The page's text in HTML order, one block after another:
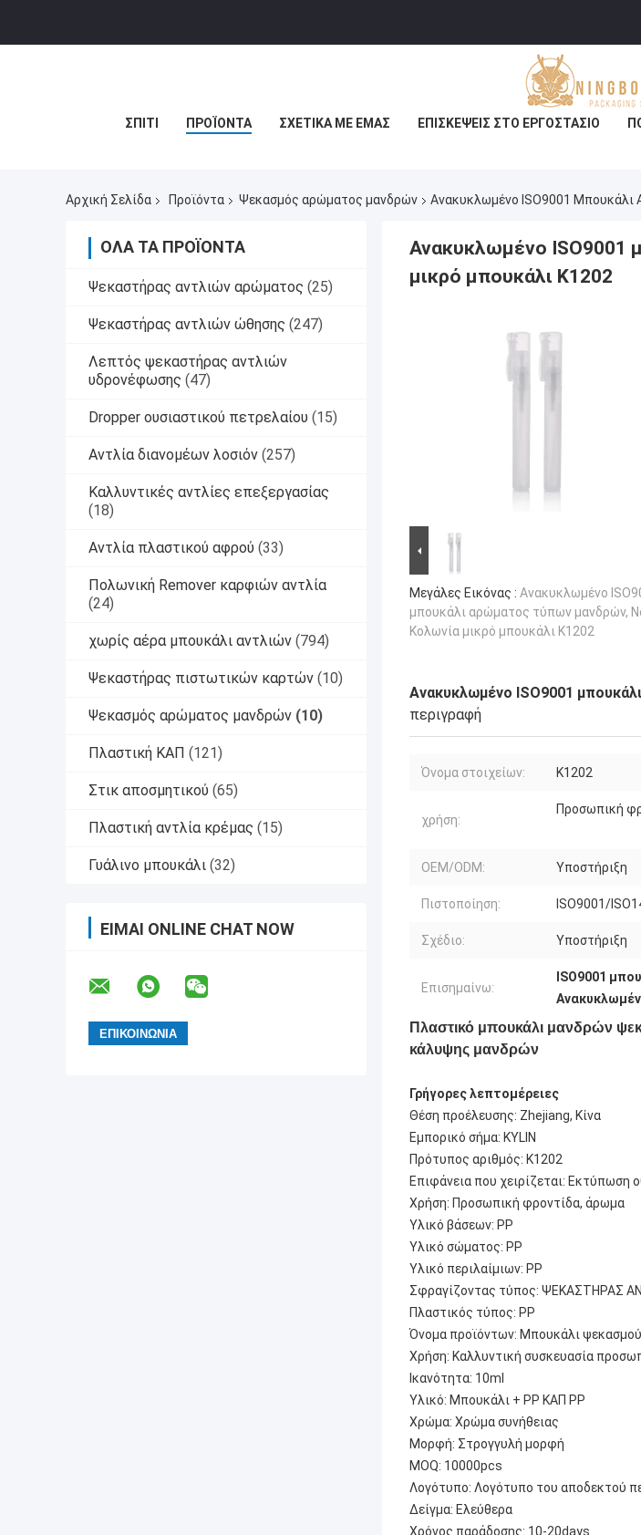
ΣΠΊΤΙ ΠΡΟΪΌΝΤΑ ΣΧΕΤΙΚΆ ΜΕ ΕΜΆΣ ΕΠΙΣΚΈΨΕΙΣ ΣΤΟ ΕΡΓΟΣΤΆΣΙΟ
Αρχική Σελίδα Προϊόντα Ψεκασμός αρώματος μανδρών Ανακυκλωμένο ISO9001
ΌΛΑ ΤΑ ΠΡΟΪΌΝΤΑ
Ψεκαστήρας αντλιών αρώματος (25)
Ψεκαστήρας αντλιών ώθησης (247)
Λεπτός ψεκαστήρας αντλιών
υδρονέφωσης (47)
Dropper ουσιαστικού πετρελαίου (15)
Αντλία διανομέων λοσιόν (257)
Καλλυντικές αντλίες επεξεργασίας
(18)
Αντλία πλαστικού αφρού (33)
Πολωνική Remover καρφιών αντλία
(24)
χωρίς αέρα μπουκάλι αντλιών (794)
Ψεκαστήρας πιστωτικών καρτών (10)
Ψεκασμός αρώματος μανδρών (10)
Πλαστική ΚΑΠ (121)
Στικ αποσμητικού (65)
Πλαστική αντλία κρέμας (15)
Γυάλινο μπουκάλι (32)
ΕΊΜΑΙ ONLINE CHAT NOW
Ανακυκλωμένο ISO9001
μικρό μπουκάλι K1202
Μεγάλες Εικόνας : Ανακυκλωμένο
μπουκάλι αρώματος τύπων μανδρών,
Κολωνία μικρό μπουκάλι K1202
Ανακυκλωμένο ISO9001
περιγραφή
Όνομα στοιχείων: K1202
χρήση:
Προσωπική
OEM/ODM: Υποστήριξη
Πιστοποίηση: ISO9001/
Σχέδιο: Υποστήριξη
Επισημαίνω:
ISO9001
Πλαστικό μπουκάλι μανδρών
κάλυψης μανδρών
Γρήγορες λεπτομέρειες
Θέση προέλευσης: Zhejiang, Κίνα
Εμπορικό σήμα: KYLIN
Πρότυπος αριθμός: K1202
Επιφάνεια που χειρίζεται: Εκτύπωση
Χρήση: Προσωπική φροντίδα, άρωμα
Υλικό βάσεων: PP
Υλικό σώματος: PP
Υλικό περιλαίμιων: PP
Σφραγίζοντας τύπος: ΨΕΚΑΣΤΗΡΑΣ
Πλαστικός τύπος: PP
Όνομα προϊόντων: Μπουκάλι
Χρήση: Καλλυντική συσκευασία
Ικανότητα: 10ml
Υλικό: Μπουκάλι + PP ΚΑΠ PP
Χρώμα: Χρώμα συνήθειας
Μορφή: Στρογγυλή μορφή
MOQ: 10000pcs
Λογότυπο: Λογότυπο του αποδεκτού
Δείγμα: Ελεύθερα
Χρόνος παράδοσης: 10-20days